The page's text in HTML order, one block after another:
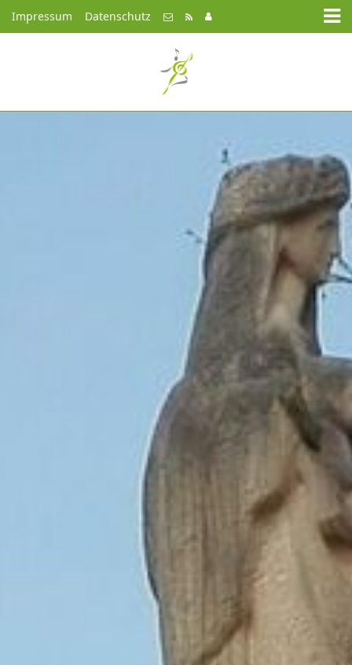
Impressum Datenschutz